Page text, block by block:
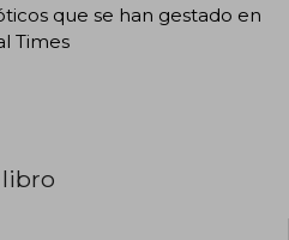
que se han gestado en
Times